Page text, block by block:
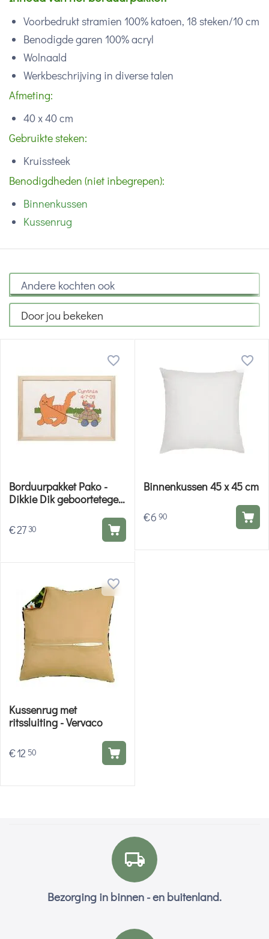
Voorbedrukt stramien 100% katoen, 18 steken/10 cm
Benodigde garen 100% acryl
Wolnaald
Werkbeschrijving in diverse talen
Afmeting:
40 x 40 cm
Gebruikte steken:
Kruissteek
Benodigdheden (niet inbegrepen):
Binnenkussen
Kussenrug
Andere kochten ook
Door jou bekeken
Borduurpakket Pako -
Dikkie Dik geboortetegel
€27 30
Binnenkussen 45 x 45 cm
€6 90
Kussenrug met
ritssluiting - Vervaco
€12 50
Bezorging in binnen - en buitenland.